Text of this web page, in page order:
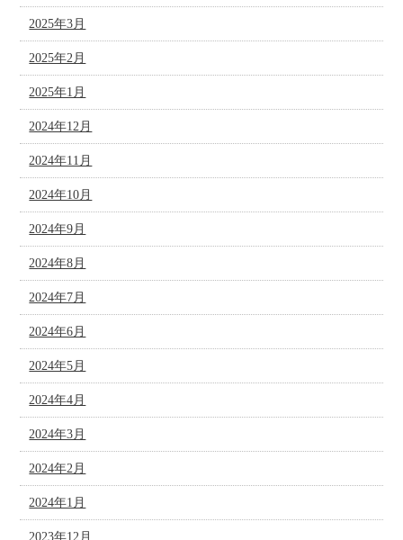
2025年3月
2025年2月
2025年1月
2024年12月
2024年11月
2024年10月
2024年9月
2024年8月
2024年7月
2024年6月
2024年5月
2024年4月
2024年3月
2024年2月
2024年1月
2023年12月